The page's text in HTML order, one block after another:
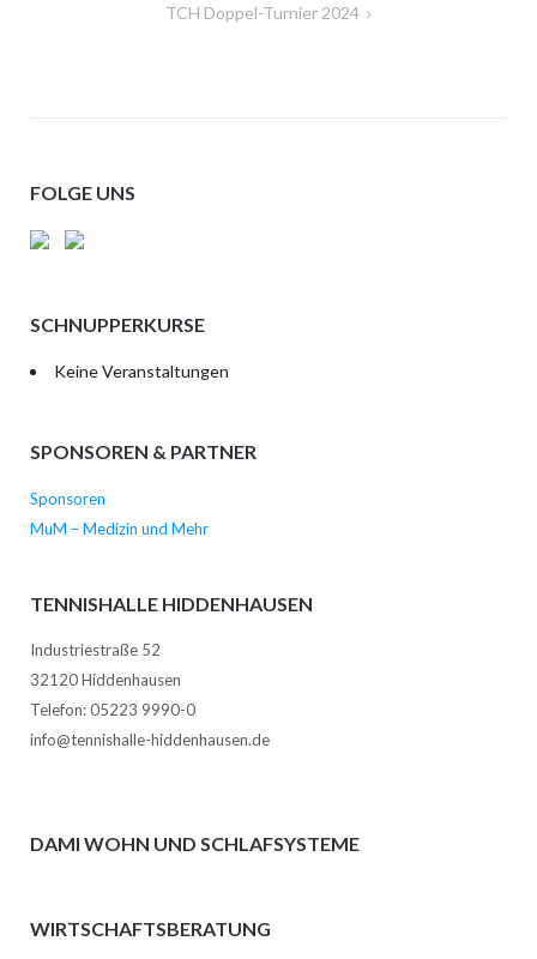
TCH Doppel-Turnier 2024
FOLGE UNS
SCHNUPPERKURSE
Keine Veranstaltungen
SPONSOREN & PARTNER
Sponsoren
MuM – Medizin und Mehr
TENNISHALLE HIDDENHAUSEN
Industriestraße 52
32120 Hiddenhausen
Telefon: 05223 9990-0
info@tennishalle-hiddenhausen.de
DAMI WOHN UND SCHLAFSYSTEME
WIRTSCHAFTSBERATUNG